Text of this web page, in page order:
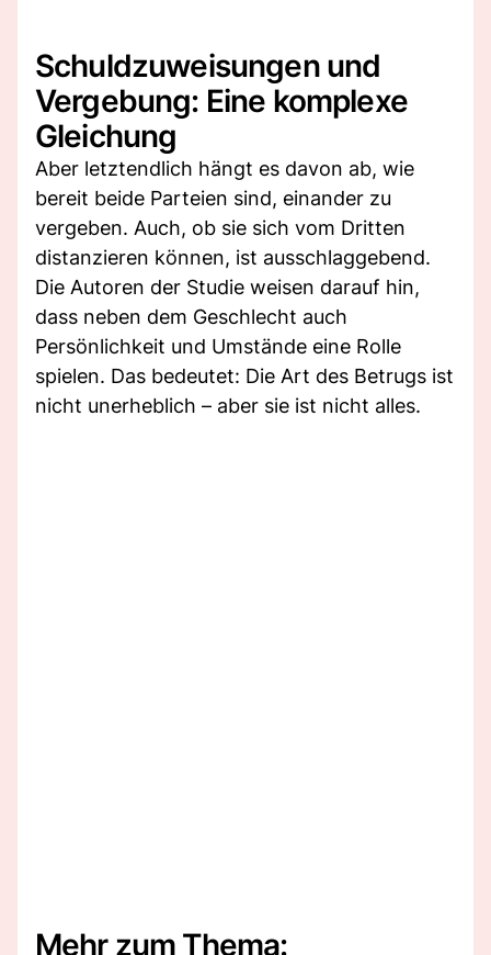
Schuldzuweisungen und
Vergebung: Eine komplexe
Gleichung
Aber letztendlich hängt es davon ab, wie
bereit beide Parteien sind, einander zu
vergeben. Auch, ob sie sich vom Dritten
distanzieren können, ist ausschlaggebend.
Die Autoren der Studie weisen darauf hin,
dass neben dem Geschlecht auch
Persönlichkeit und Umstände eine Rolle
spielen. Das bedeutet: Die Art des Betrugs ist
nicht unerheblich – aber sie ist nicht alles.
Mehr zum Thema: